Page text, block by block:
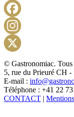
© Gastronomiac. Tous
5, rue du Prieuré CH -
E-mail :
Téléphone : +41 22
CONTACT |